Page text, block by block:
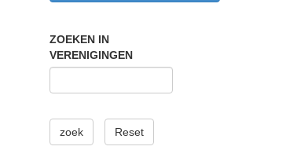
ZOEKEN IN
VERENIGINGEN
zoek Reset